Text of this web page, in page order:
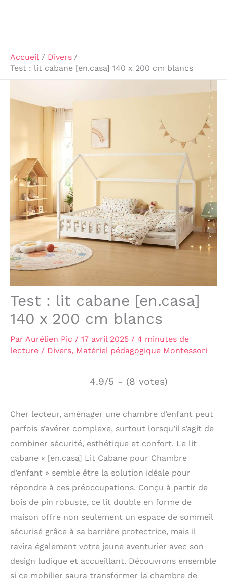
Accueil
Divers
Test : lit cabane [en.casa] 140 x 200 cm blancs
Test : lit cabane [en.casa]
140 x 200 cm blancs
Par Aurélien Pic / 17 avril 2025 / 4 minutes de
lecture / Divers, Matériel pédagogique Montessori
4.9/5 - (8 votes)
Cher lecteur, aménager une chambre d’enfant peut
parfois s’avérer complexe, surtout lorsqu’il s’agit de
combiner sécurité, esthétique et confort. Le lit
cabane « [en.casa] Lit Cabane pour Chambre
d’enfant » semble être la solution idéale pour
répondre à ces préoccupations. Conçu à partir de
bois de pin robuste, ce lit double en forme de
maison offre non seulement un espace de sommeil
sécurisé grâce à sa barrière protectrice, mais il
ravira également votre jeune aventurier avec son
design ludique et accueillant. Découvrons ensemble
si ce mobilier saura transformer la chambre de